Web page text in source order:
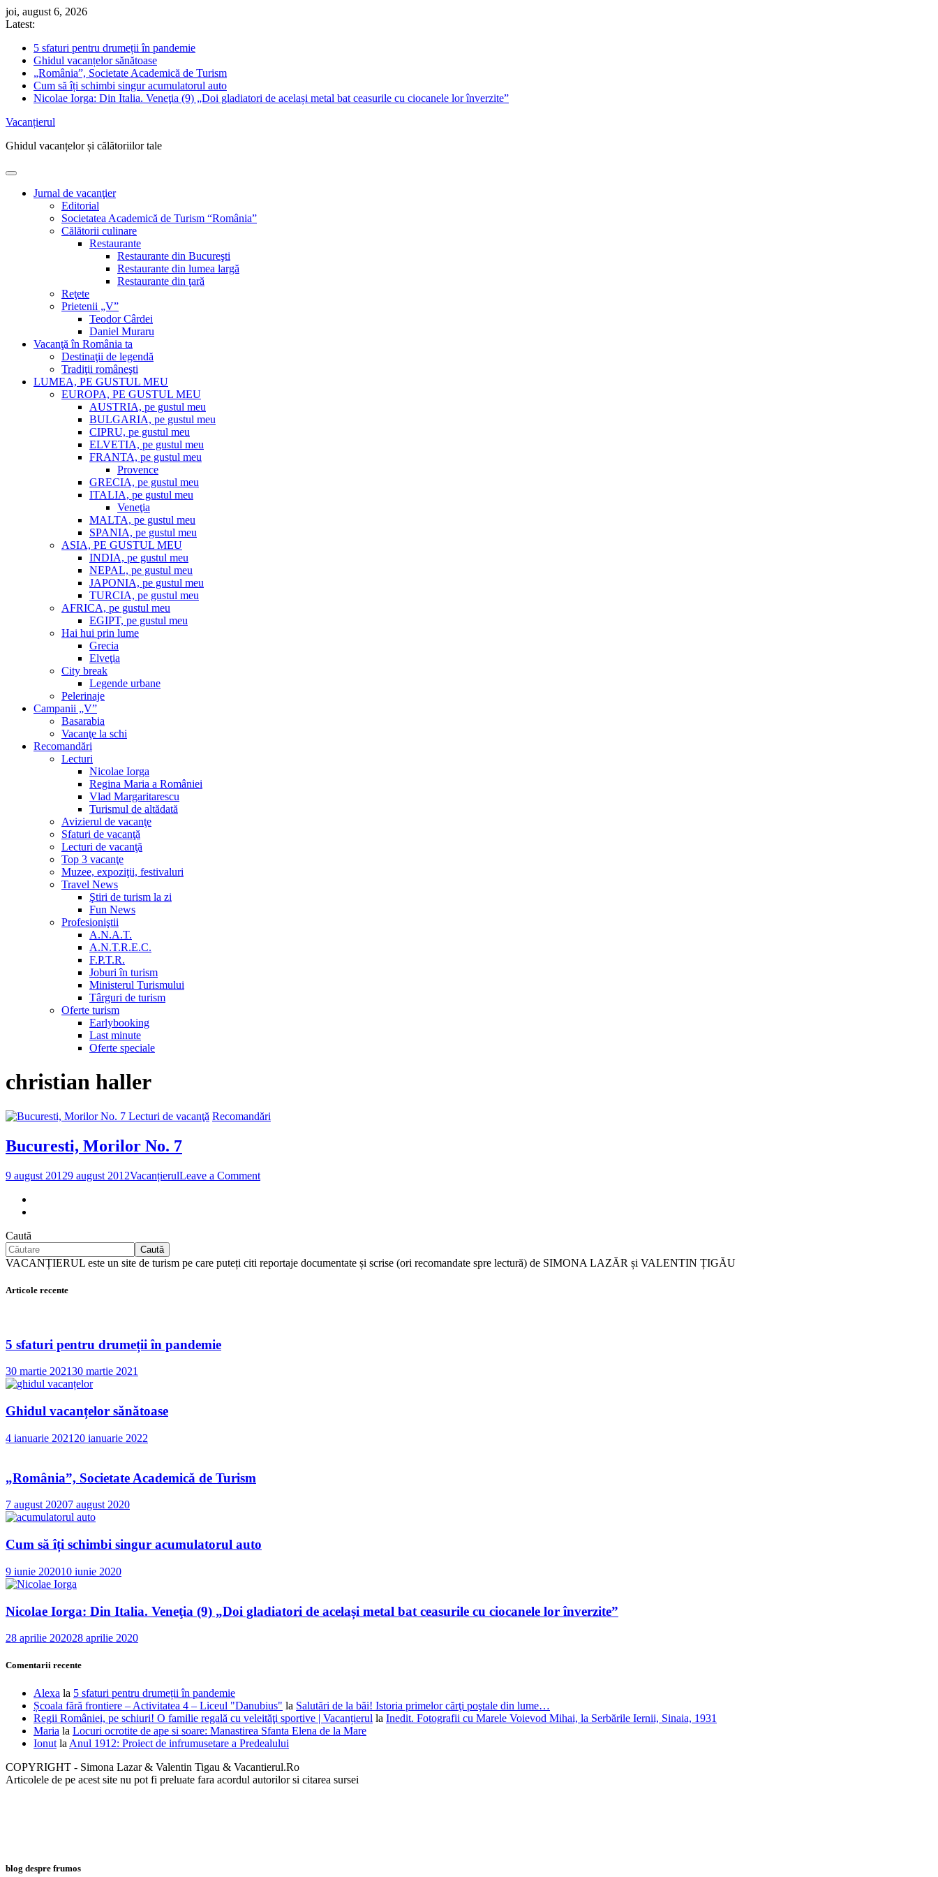
Skip
to
joi, august 6, 2026
Latest:
5 sfaturi pentru drumeții în pandemie
Ghidul vacanțelor sănătoase
„România”, Societate Academică de Turism
Cum să îți schimbi singur acumulatorul auto
Nicolae Iorga: Din Italia. Veneţia (9) „Doi gladiatori de același metal bat ceasurile cu ciocanele lor înverzite”
Vacanțierul
Ghidul vacanțelor și călătoriilor tale
Jurnal de vacanţier
Editorial
Societatea Academică de Turism “România”
Călătorii culinare
Restaurante
Restaurante din Bucureşti
Restaurante din lumea largă
Restaurante din ţară
Reţete
Prietenii „V”
Teodor Cârdei
Daniel Muraru
Vacanţă în România ta
Destinaţii de legendă
Tradiţii româneşti
LUMEA, PE GUSTUL MEU
EUROPA, PE GUSTUL MEU
AUSTRIA, pe gustul meu
BULGARIA, pe gustul meu
CIPRU, pe gustul meu
ELVETIA, pe gustul meu
FRANTA, pe gustul meu
Provence
GRECIA, pe gustul meu
ITALIA, pe gustul meu
Veneţia
MALTA, pe gustul meu
SPANIA, pe gustul meu
ASIA, PE GUSTUL MEU
INDIA, pe gustul meu
NEPAL, pe gustul meu
JAPONIA, pe gustul meu
TURCIA, pe gustul meu
AFRICA, pe gustul meu
EGIPT, pe gustul meu
Hai hui prin lume
Grecia
Elveţia
City break
Legende urbane
Pelerinaje
Campanii „V”
Basarabia
Vacanţe la schi
Recomandări
Lecturi
Nicolae Iorga
Regina Maria a României
Vlad Margaritarescu
Turismul de altădată
Avizierul de vacanţe
Sfaturi de vacanţă
Lecturi de vacanţă
Top 3 vacanţe
Muzee, expoziţii, festivaluri
Travel News
Ştiri de turism la zi
Fun News
Profesioniştii
A.N.A.T.
A.N.T.R.E.C.
F.P.T.R.
Joburi în turism
Ministerul Turismului
Târguri de turism
Oferte turism
Earlybooking
Last minute
Oferte speciale
christian haller
Lecturi de vacanţă Recomandări
Bucuresti, Morilor No. 7
9 august 20129 august 2012VacanțierulLeave a Commenton
Caută
Caută
VACANȚIERUL este un site de turism pe care puteți citi reportaje documentate și scrise (ori recomandate spre lectură) de SIMONA LAZĂR și VALENTIN ȚIGĂU
Articole recente
5 sfaturi pentru drumeții în pandemie
30 martie 202130 martie 2021
Ghidul vacanțelor sănătoase
4 ianuarie 2021 20 ianuarie 2022
„România”, Societate Academică de Turism
7 august 20207 august 2020
Cum să îți schimbi singur acumulatorul auto
9 iunie 202010 iunie 2020
Nicolae Iorga: Din Italia. Veneţia (9) „Doi gladiatori de același metal bat ceasurile cu ciocanele lor înverzite”
28 aprilie 202028 aprilie 2020
Comentarii recente
Alexa la 5 sfaturi pentru drumeții în pandemie
Școala fără frontiere – Activitatea 4 – Liceul "Danubius" la Salutări de la băi! Istoria primelor cărţi poştale din lume…
Regii României, pe schiuri! O familie regală cu veleităţi sportive | Vacanțierul la Inedit. Fotografii cu Marele Voievod Mihai, la Serbările Iernii, Sinaia, 1931
Maria la Locuri ocrotite de ape si soare: Manastirea Sfanta Elena de la Mare
Ionut la Anul 1912: Proiect de infrumusetare a Predealului
COPYRIGHT - Simona Lazar & Valentin Tigau & Vacantierul.Ro
Articolele de pe acest site nu pot fi preluate fara acordul autorilor si citarea sursei
blog despre frumos